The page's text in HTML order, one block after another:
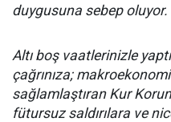
duygusuna sebep oluyor.
Altı boş vaatlerinizle
çağrınıza;
sağlamlaştıran Kur
fütursuz saldırılara ve